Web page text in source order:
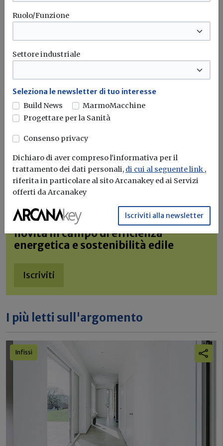
Iscriviti alla newsletter di
Build News
Rimani aggiornato sulle ultime
novità in campo di efficienza
energetica e sostenibilità edile
Iscriviti
I più letti sull'argomento
Infissi
Ruolo/Funzione
Settore industriale
Seleziona le newsletter di tuo interesse
Build News
MarmoMacchine
Progettare per la Sanità
Consenso privacy
Dichiaro di aver compreso l'informativa per il
trattamento dei dati personali, di cui al seguente link ,
riferita in particolare al sito Arcanakey ed ai Servizi
offerti da Arcanakey
Iscriviti alla newsletter